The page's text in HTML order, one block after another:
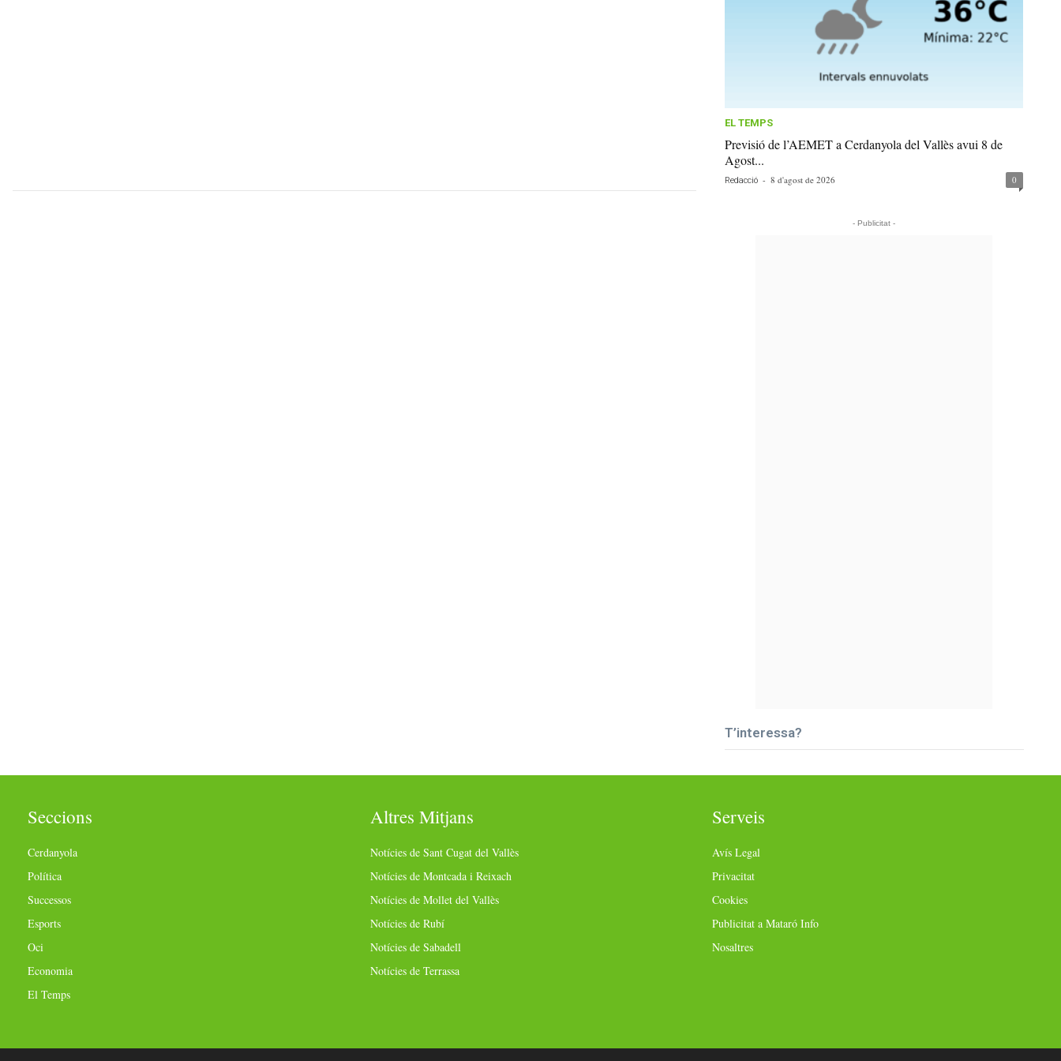
EL TEMPS
Previsió de l’AEMET a Cerdanyola del Vallès avui 8 de
Agost...
Redacció - 8 d'agost de 2026 0
- Publicitat -
T’interessa?
Seccions
Cerdanyola
Política
Successos
Esports
Oci
Economia
El Temps
Altres Mitjans
Notícies de Sant Cugat del Vallès
Notícies de Montcada i Reixach
Notícies de Mollet del Vallès
Notícies de Rubí
Notícies de Sabadell
Notícies de Terrassa
Serveis
Avís Legal
Privacitat
Cookies
Publicitat a Mataró Info
Nosaltres